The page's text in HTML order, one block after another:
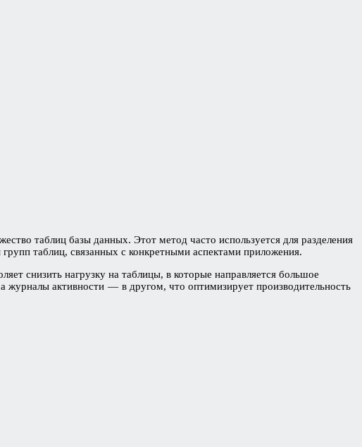
таблиц базы данных. Этот метод часто используется для разделения
таблиц, связанных с конкретными аспектами приложения.
снизить нагрузку на таблицы, в которые направляется большое
журналы активности — в другом, что оптимизирует производительность